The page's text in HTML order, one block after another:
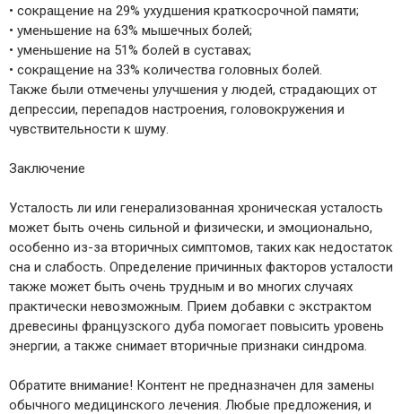
• сокращение на 29% ухудшения краткосрочной памяти;
• уменьшение на 63% мышечных болей;
• уменьшение на 51% болей в суставах;
• сокращение на 33% количества головных болей.
Также были отмечены улучшения у людей, страдающих от
депрессии, перепадов настроения, головокружения и
чувствительности к шуму.
Заключение
Усталость ли или генерализованная хроническая усталость
может быть очень сильной и физически, и эмоционально,
особенно из-за вторичных симптомов, таких как недостаток
сна и слабость. Определение причинных факторов усталости
также может быть очень трудным и во многих случаях
практически невозможным. Прием добавки с экстрактом
древесины французского дуба помогает повысить уровень
энергии, а также снимает вторичные признаки синдрома.
Обратите внимание! Контент не предназначен для замены
обычного медицинского лечения. Любые предложения, и